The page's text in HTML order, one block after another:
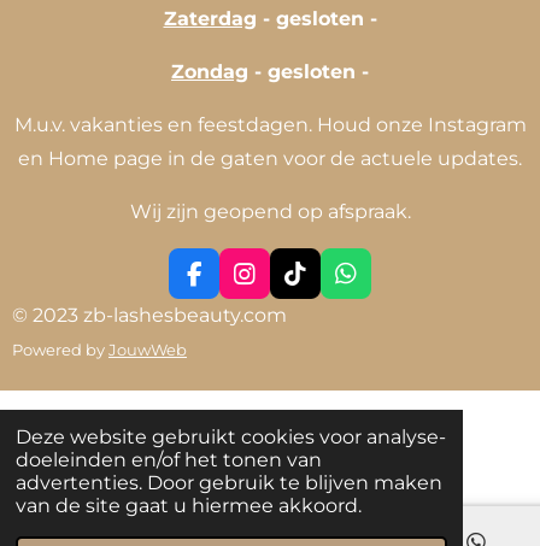
Deze website gebruikt cookies voor analyse-
doeleinden en/of het tonen van
advertenties. Door gebruik te blijven maken
van de site gaat u hiermee akkoord.
Zaterdag - gesloten -
Zondag - gesloten -
M.u.v. vakanties en feestdagen. Houd onze Instagram
en Home page in de gaten voor de actuele updates.
Wij zijn geopend op afspraak.
F
a
c
o
k
I
n
s
g
a
m
T
i
k
W
h
A
p
© 2023 zb-lashesbeauty.com
Powered byJouwWeb